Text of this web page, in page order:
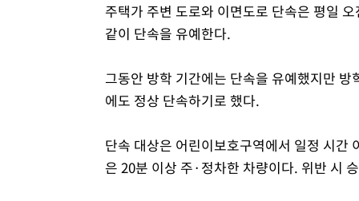
주택가 주변 도로와 이면도로 단속은 평일
같이 단속을 유예한다.
그동안 방학 기간에는 단속을 유예했지만
에도 정상 단속하기로 했다.
단속 대상은 어린이보호구역에서 일정 시
은 20분 이상 주·정차한 차량이다. 위반 시